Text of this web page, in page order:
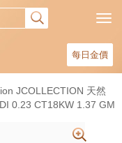
每日金價
JCOLLECTION 天然
0.23 CT18KW 1.37 GM